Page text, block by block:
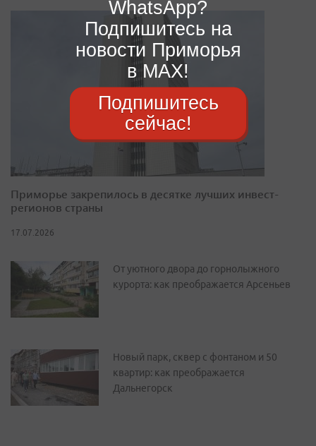
Приморье закрепилось в десятке лучших инвест-
регионов страны
17.07.2026
От уютного двора до горнолыжного
курорта: как преображается Арсеньев
Новый парк, сквер с фонтаном и 50
квартир: как преображается
Дальнегорск
WhatsApp?
Подпишитесь на
новости Приморья
в MAX!
Подпишитесь
сейчас!